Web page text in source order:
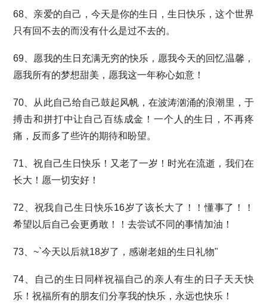
68、亲爱的自己，今天是你的生日，生日快乐，这个世界
只有回不去的而没有什么是过不去的。
69、愿我的生日充满无穷的快乐，愿我今天的回忆温馨，
愿我所有的梦想甜美，愿我这一年称心如意！
70、从此自己给自己鼓起风帆，在波涛汹涌的浪潮里，于
搏击和拼打中让自己百练成金！一个人的生日，不再疼
痛，反而多了些许的期待和盼望。
71、祝自己生日快乐！又老了一岁！时光在流逝，我们在
长大！愿一切安好！
72、祝我自己生日快乐16岁了该长大了！！懂事了！！
希望以后自己会更勇敢！！去尝试不同的事情加油！
73、~`今天以后就18岁了，感谢老姐的生日礼物"
74、自己的生日同样祝福自己的亲人有生的日子天天快
乐！祝福所有的朋友们分享我的快乐，永远也快乐！